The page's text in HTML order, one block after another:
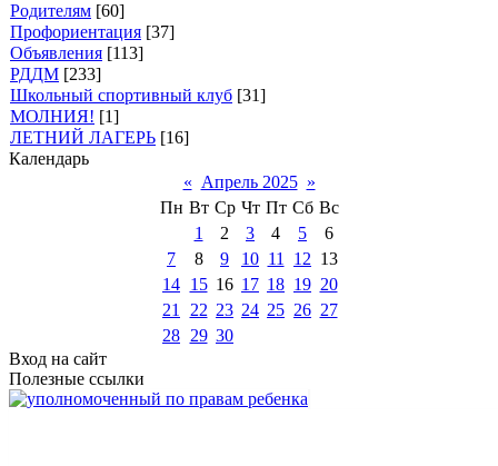
Родителям [60]
Профориентация [37]
Объявления [113]
РДДМ [233]
Школьный спортивный клуб [31]
МОЛНИЯ! [1]
ЛЕТНИЙ ЛАГЕРЬ [16]
Календарь
« Апрель 2025 »
Пн Вт Ср Чт Пт Сб Вс
1
2 3 4 5
6
7
8 9 10 11 12 13
14 15 16 17 18 19 20
21
22 23 24 25 26 27
28 29 30
Вход на сайт
Полезные ссылки